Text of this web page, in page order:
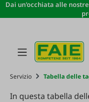
Passa al contenuto
Dai un'occhiata alle
Servizio Tabella delle
In questa tabella